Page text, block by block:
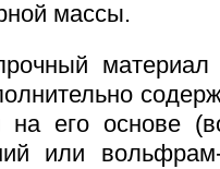
массы.
на его основе
или